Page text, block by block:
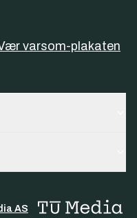
varsom-plakaten
AS